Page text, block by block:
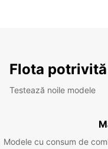
Flota
Testează noile modele
Modele cu consum de